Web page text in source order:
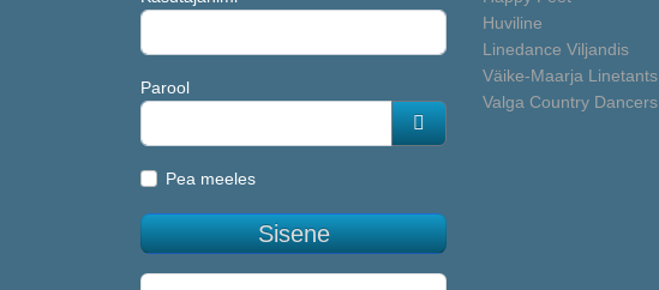
Parool
Näita parooli
Pea meeles
Sisene
Huviline
Linedance Viljandis
Väike-Maarja Linetants
Valga Country Dancers